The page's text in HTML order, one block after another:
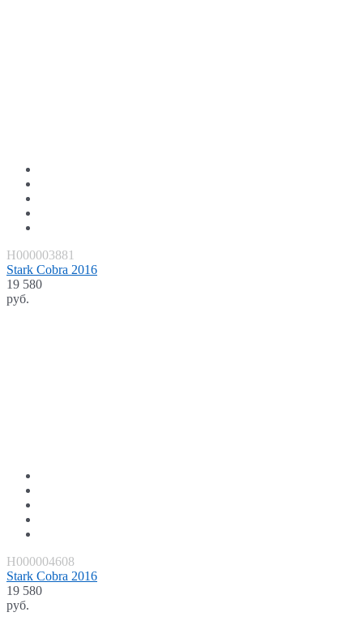
H000003881
Stark Cobra 2016
19 580
руб.
H000004608
Stark Cobra 2016
19 580
руб.